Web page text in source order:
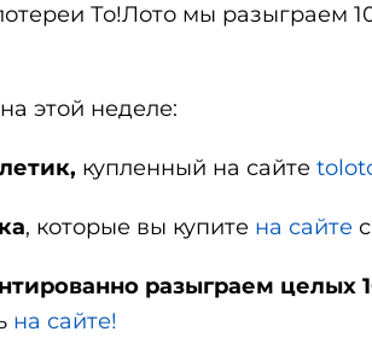
То!Лото мы разыграем
этой неделе:
купленный на сайте
, которые вы купите на сайте
разыграем целых
на сайте!